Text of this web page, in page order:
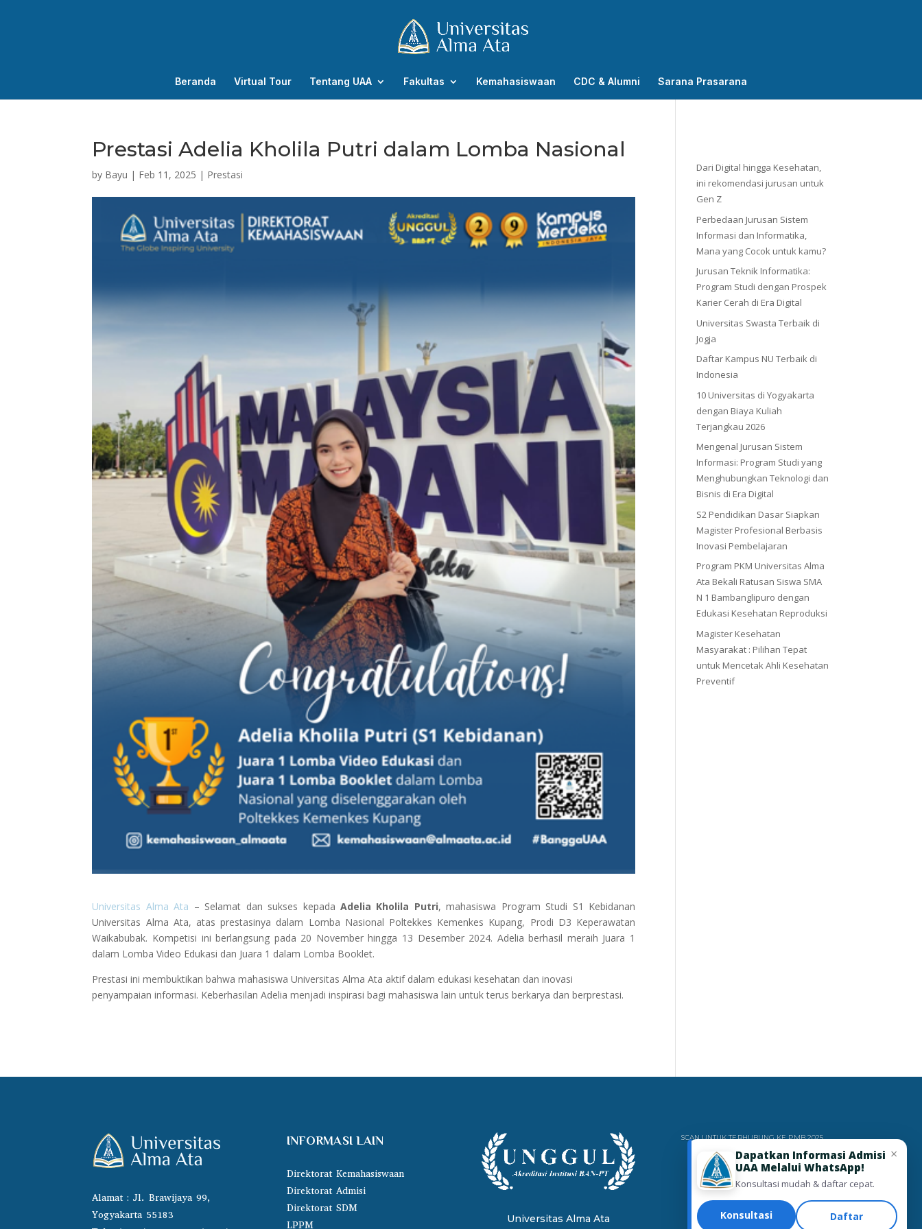
Beranda Virtual Tour Tentang UAA Fakultas Kemahasiswaan CDC & Alumni Sarana Prasarana
Prestasi Adelia Kholila Putri dalam Lomba Nasional
by Bayu | Feb 11, 2025 | Prestasi
Universitas Alma Ata – Selamat dan sukses kepada Adelia Kholila Putri, mahasiswa Program Studi S1 Kebidanan
Universitas Alma Ata, atas prestasinya dalam Lomba Nasional Poltekkes Kemenkes Kupang, Prodi D3 Keperawatan
Waikabubak. Kompetisi ini berlangsung pada 20 November hingga 13 Desember 2024. Adelia berhasil meraih Juara 1
dalam Lomba Video Edukasi dan Juara 1 dalam Lomba Booklet.
Prestasi ini membuktikan bahwa mahasiswa Universitas Alma Ata aktif dalam edukasi kesehatan dan inovasi
penyampaian informasi. Keberhasilan Adelia menjadi inspirasi bagi mahasiswa lain untuk terus berkarya dan berprestasi.
Dari Digital hingga Kesehatan,
ini rekomendasi jurusan untuk
Gen Z
Perbedaan Jurusan Sistem
Informasi dan Informatika,
Mana yang Cocok untuk kamu?
Jurusan Teknik Informatika:
Program Studi dengan Prospek
Karier Cerah di Era Digital
Universitas Swasta Terbaik di
Jogja
Daftar Kampus NU Terbaik di
Indonesia
10 Universitas di Yogyakarta
dengan Biaya Kuliah
Terjangkau 2026
Mengenal Jurusan Sistem
Informasi: Program Studi yang
Menghubungkan Teknologi dan
Bisnis di Era Digital
S2 Pendidikan Dasar Siapkan
Magister Profesional Berbasis
Inovasi Pembelajaran
Program PKM Universitas Alma
Ata Bekali Ratusan Siswa SMA
N 1 Bambanglipuro dengan
Edukasi Kesehatan Reproduksi
Magister Kesehatan
Masyarakat : Pilihan Tepat
untuk Mencetak Ahli Kesehatan
Preventif
Alamat : Jl. Brawijaya 99,
Yogyakarta 55183
INFORMASI LAIN
Direktorat Kemahasiswaan
Direktorat Admisi
Direktorat SDM
LPPM
Universitas Alma Ata
SCAN UNTUK TERHUBUNG KE PMB 2025
×
Dapatkan Informasi Admisi
UAA Melalui WhatsApp!
Konsultasi mudah & daftar cepat.
Konsultasi Daftar